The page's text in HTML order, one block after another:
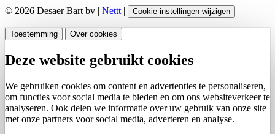
© 2026 Desaer Bart bv | Nettt | Cookie-instellingen wijzigen
Toestemming Over cookies
Deze website gebruikt cookies
We gebruiken cookies om content en advertenties te personaliseren,
om functies voor social media te bieden en om ons websiteverkeer te
analyseren. Ook delen we informatie over uw gebruik van onze site
met onze partners voor social media, adverteren en analyse.